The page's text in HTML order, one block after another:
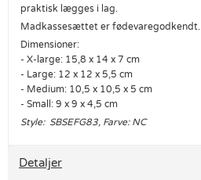
praktisk lægges i lag.
Madkassesættet er fødevaregodkendt.
Dimensioner:
- X-large: 15,8 x 14 x 7 cm
- Large: 12 x 12 x 5,5 cm
- Medium: 10,5 x 10,5 x 5 cm
- Small: 9 x 9 x 4,5 cm
Style: SBSEFG83, Farve: NC
Detaljer